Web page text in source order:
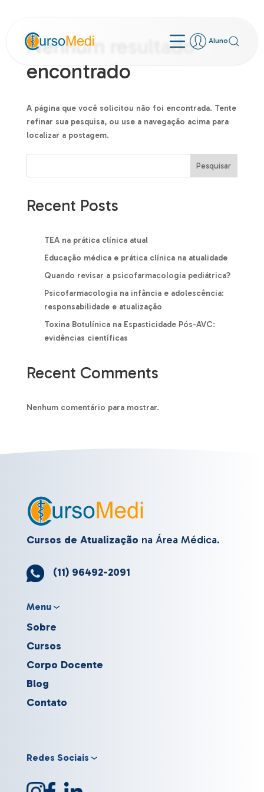
Aluno
Nenhum resultado
encontrado
A página que você solicitou não foi encontrada. Tente
refinar sua pesquisa, ou use a navegação acima para
localizar a postagem.
Pesquisar
Recent Posts
TEA na prática clínica atual
Educação médica e prática clínica na atualidade
Quando revisar a psicofarmacologia pediátrica?
Psicofarmacologia na infância e adolescência:
responsabilidade e atualização
Toxina Botulínica na Espasticidade Pós-AVC:
evidências científicas
Recent Comments
Nenhum comentário para mostrar.
Cursos de Atualização na Área Médica.
(11) 96492-2091
Menu
Sobre
Cursos
Corpo Docente
Blog
Contato
Redes Sociais